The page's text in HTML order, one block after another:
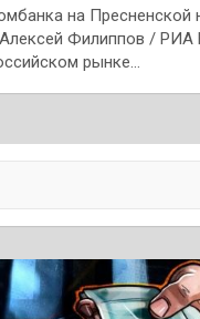
на Пресненской
Филиппов / РИА
рынке…